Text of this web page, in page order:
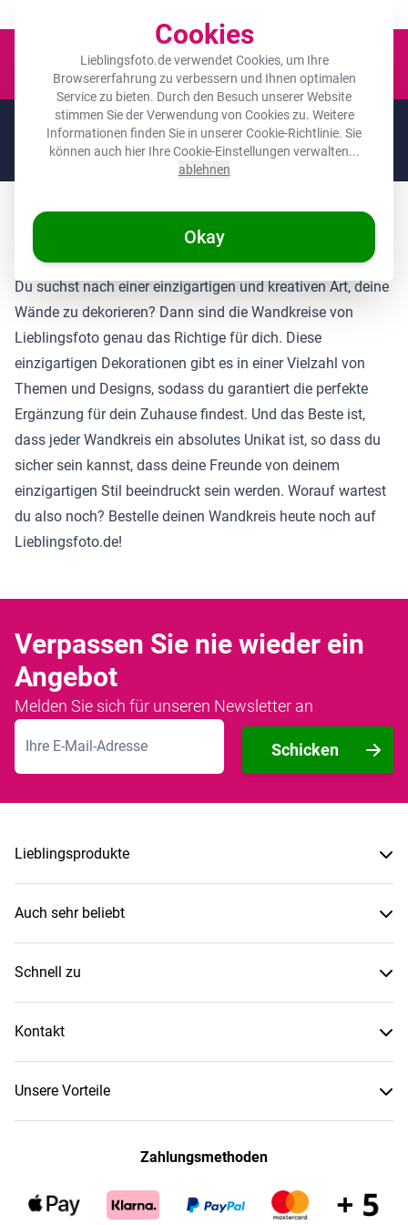
Cookies
Lieblingsfoto.de verwendet Cookies, um Ihre
Browsererfahrung zu verbessern und Ihnen optimalen
Service zu bieten. Durch den Besuch unserer Website
stimmen Sie der Verwendung von Cookies zu. Weitere
Informationen finden Sie in unsererCookie-Richtlinie. Sie
können auch hier Ihre Cookie-Einstellungen verwalten...
ablehnen
Okay
SOMMERDEALS:Die höchsten Rabatte des Jahres auf deine
Lieblingsgeschenke! 🌞
1 tag und 31
Runde Bilder Kollektionen günstig online
kaufen
Du suchst nach einer einzigartigen und kreativen Art, deine
Wände zu dekorieren? Dann sind die Wandkreise von
Lieblingsfoto genau das Richtige für dich. Diese
einzigartigen Dekorationen gibt es in einer Vielzahl von
Themen und Designs, sodass du garantiert die perfekte
Ergänzung für dein Zuhause findest. Und das Beste ist,
dass jeder Wandkreis ein absolutes Unikat ist, so dass du
sicher sein kannst, dass deine Freunde von deinem
einzigartigen Stil beeindruckt sein werden. Worauf wartest
du also noch? Bestelle deinen Wandkreis heute noch auf
Lieblingsfoto.de!
Verpassen Sie nie wieder ein
Angebot
Melden Sie sich für unseren Newsletter an
E-Mailadresse
Schicken
Lieblingsprodukte
Auch sehr beliebt
Schnell zu
Kontakt
Unsere Vorteile
Zahlungsmethoden